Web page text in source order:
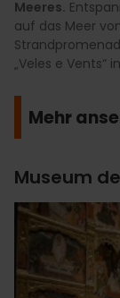
Meeres.
auf das Meer
„Veles e Vents“
Mehr
Museum